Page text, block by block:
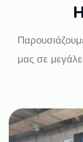
μας σε